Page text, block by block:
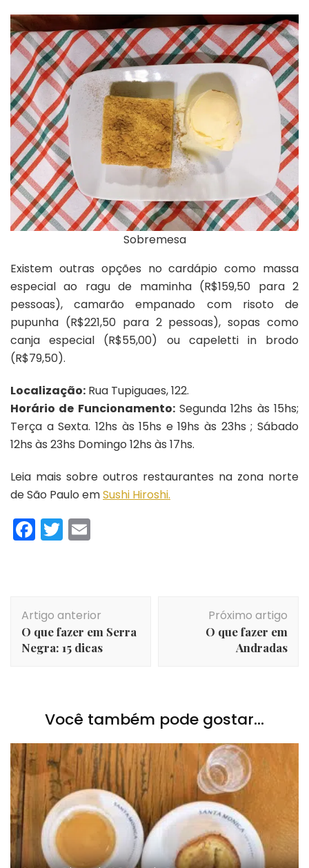
Sobremesa
Existem outras opções no cardápio como massa
especial ao ragu de maminha (R$159,50 para 2
pessoas), camarão empanado com risoto de
pupunha (R$221,50 para 2 pessoas), sopas como
canja especial (R$55,00) ou capeletti in brodo
(R$79,50).
Localização: Rua Tupiguaes, 122.
Horário de Funcionamento:Segunda 12hs às 15hs;
Terça a Sexta. 12hs às 15hs e 19hs às 23hs ; Sábado
12hs às 23hs Domingo 12hs às 17hs.
Leia mais sobre outros restaurantes na zona norte
de São Paulo emSushi Hiroshi.
Facebook
Twitter
de
post
Artigo anterior
O que fazer em Serra
Negra: 15 dicas
Próximo artigo
O que fazer em
Andradas
Você também pode gostar...